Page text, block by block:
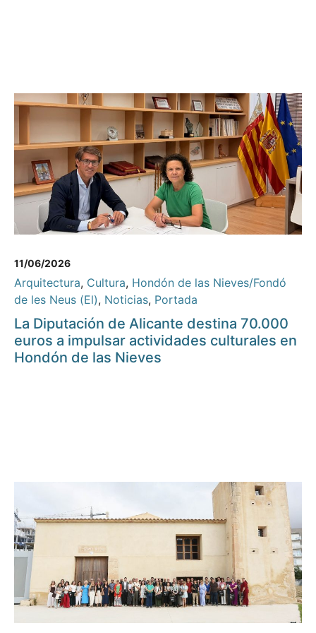
11/06/2026
Arquitectura, Cultura, Hondón de las Nieves/Fondó
de les Neus (El), Noticias, Portada
La Diputación de Alicante destina 70.000
euros a impulsar actividades culturales en
Hondón de las Nieves